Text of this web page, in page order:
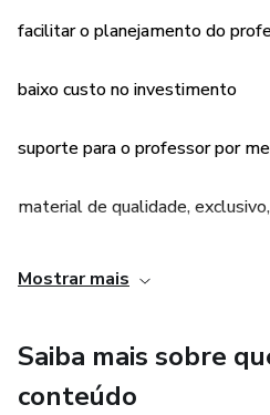
facilitar o planejamento do
baixo custo no investimento
suporte para o professor por
material de qualidade,
Mostrar mais
Saiba mais sobre
conteúdo